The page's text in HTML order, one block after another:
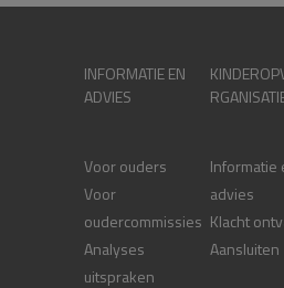
INFORMATIE EN
ADVIES
Voor ouders
Voor
oudercommissies
Analyses
uitspraken
Informatie
advies
Klacht
Aansluiten